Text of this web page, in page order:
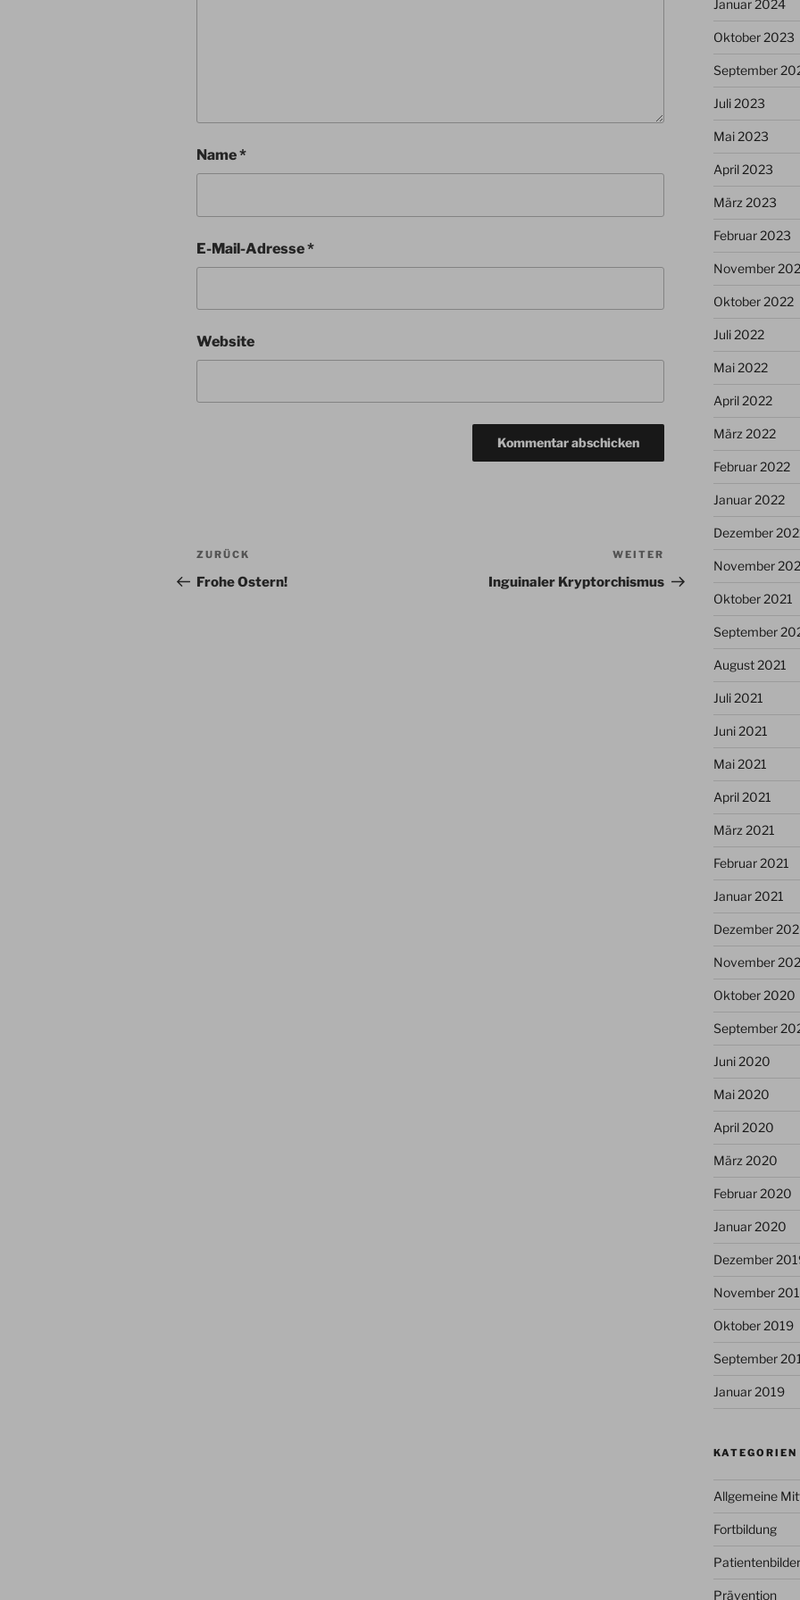
Name*
E-Mail-Adresse*
Website
Beitragsnavigation
Vorheriger
Beitrag
ZURÜCK
Frohe Ostern!
Nächster
Beitrag
WEITER
Inguinaler Kryptorchismus
Januar 2024
Oktober 2023
September
Juli 2023
Mai 2023
April 2023
März 2023
Februar 2023
November
Oktober 2022
Juli 2022
Mai 2022
April 2022
März 2022
Februar 2022
Januar 2022
Dezember
November
Oktober 2021
September
August 2021
Juli 2021
Juni 2021
Mai 2021
April 2021
März 2021
Februar 2021
Januar 2021
Dezember
November
Oktober 2020
September
Juni 2020
Mai 2020
April 2020
März 2020
Februar 2020
Januar 2020
Dezember
November
Oktober 2019
September
Januar 2019
KATEGORIEN
Allgemeine
Fortbildung
Patientenbilder
Prävention